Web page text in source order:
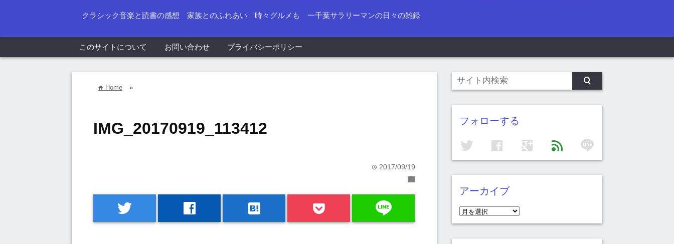
クラシック音楽と読書の感想 家族とのふれあい 時々グルメも 一千葉サラリーマンの日々の雑録
このサイトについて お問い合わせ プライバシーポリシー
home Home »
IMG_20170919_113412
time 2017/09/19
folder
twitter facebook hatenabookmark line
フォローする
twitter facebook google feed line
アーカイブ
ア
ー
カ